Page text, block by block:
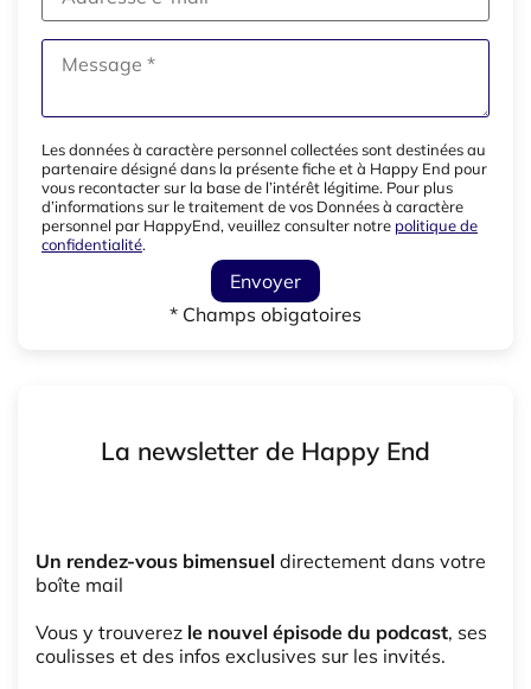
Les données à caractère personnel collectées sont destinées au
partenaire désigné dans la présente fiche et à Happy End pour
vous recontacter sur la base de l’intérêt légitime. Pour plus
d’informations sur le traitement de vos Données à caractère
personnel par HappyEnd, veuillez consulter notre politique de
confidentialité.
Envoyer
* Champs obigatoires
La newsletter de Happy End
Un rendez-vous bimensuel directement dans votre
boîte mail
Vous y trouverez le nouvel épisode du podcast, ses
coulisses et des infos exclusives sur les invités.